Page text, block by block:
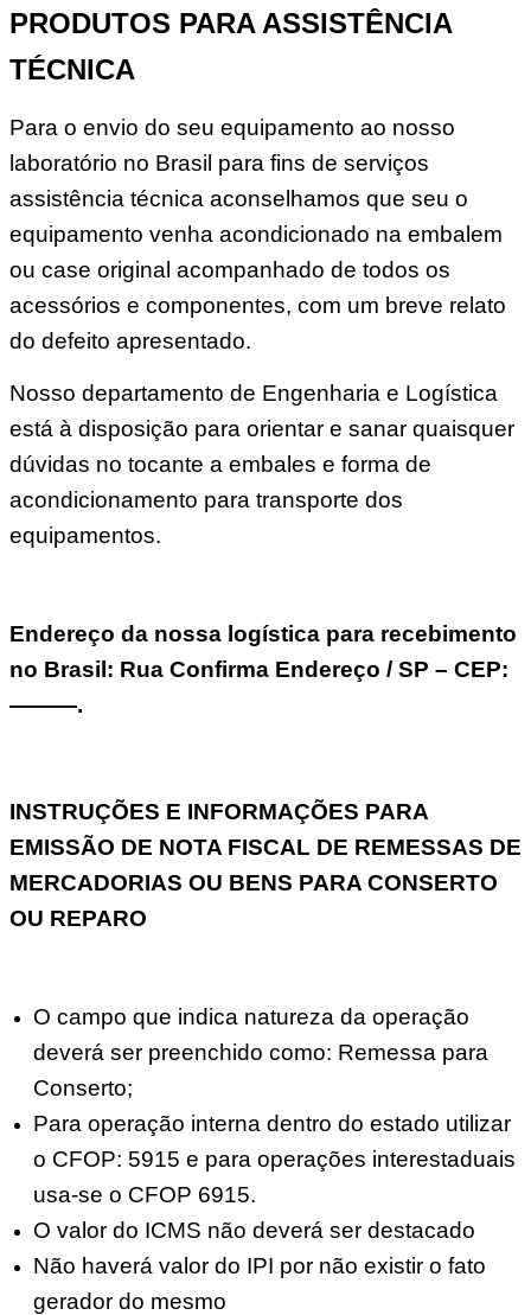
PRODUTOS PARA ASSISTÊNCIA
TÉCNICA
Para o envio do seu equipamento ao nosso
laboratório no Brasil para fins de serviços
assistência técnica aconselhamos que seu o
equipamento venha acondicionado na embalem
ou case original acompanhado de todos os
acessórios e componentes, com um breve relato
do defeito apresentado.
Nosso departamento de Engenharia e Logística
está à disposição para orientar e sanar quaisquer
dúvidas no tocante a embales e forma de
acondicionamento para transporte dos
equipamentos.
Endereço da nossa logística para recebimento
no Brasil: Rua Confirma Endereço / SP – CEP:
———.
INSTRUÇÕES E INFORMAÇÕES PARA
EMISSÃO DE NOTA FISCAL DE REMESSAS DE
MERCADORIAS OU BENS PARA CONSERTO
OU REPARO
O campo que indica natureza da operação
deverá ser preenchido como: Remessa para
Conserto;
Para operação interna dentro do estado utilizar
o CFOP: 5915 e para operações interestaduais
usa-se o CFOP 6915.
O valor do ICMS não deverá ser destacado
Não haverá valor do IPI por não existir o fato
gerador do mesmo